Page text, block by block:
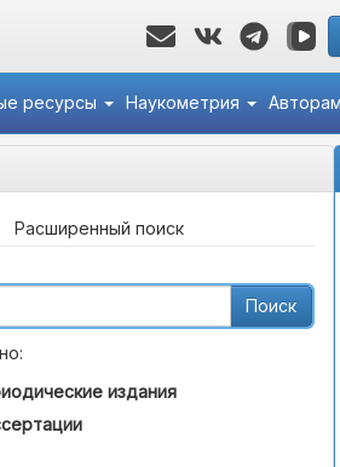
ресурсы Наукометрия
Расширенный поиск
Поиск
издания